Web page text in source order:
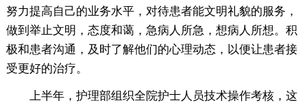
努力提高自己的业务水平，对待患者能文明礼貌的服务，
做到举止文明，态度和蔼，急病人所急，想病人所想。积
极和患者沟通，及时了解他们的心理动态，以便让患者接
受更好的治疗。
上半年，护理部组织全院护士人员技术操作考核，这